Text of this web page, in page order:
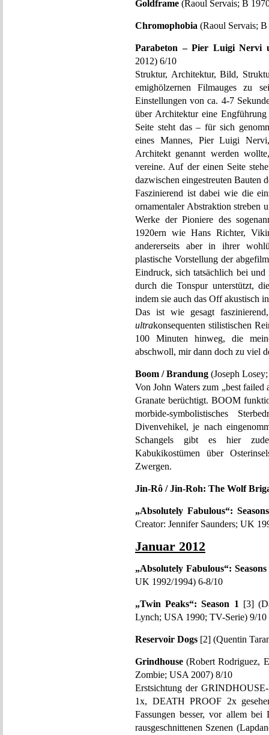
Goldframe (Raoul Servais; B
Chromophobia (Raoul Servais;
Parabeton – Pier Luigi Nervi
2012) 6/10
Struktur, Architektur, Bild,
emighölzernen Filmauges zu
Einstellungen von ca. 4-7
über Architektur eine
Seite steht das – für sich
eines Mannes, Pier Luigi
Architekt genannt werden
vereine. Auf der einen Seite
dazwischen eingestreuten Bauten
Faszinierend ist dabei wie die
ornamentaler Abstraktion streben
Werke der Pioniere des
1920ern wie Hans Richter,
andererseits aber in ihrer
plastische Vorstellung der
Eindruck, sich tatsächlich bei
durch die Tonspur unterstützt,
indem sie auch das Off akustisch
Das ist wie gesagt
ultrakonsequenten stilistischen
100 Minuten hinweg, die
abschwoll, mir dann doch zu viel
Boom / Brandung (Joseph
Von John Waters zum „best
Granate berüchtigt. BOOM
morbide-symbolistisches
Divenvehikel, je nach
Schangels gibt es hier
Kabukikostümen über
Zwergen.
Jin-Rô / Jin-Roh: The Wolf
„Absolutely Fabulous“:
Creator: Jennifer Saunders; UK
Januar 2012
„Absolutely Fabulous“:
UK 1992/1994) 6-8/10
„Twin Peaks“: Season 1 [3]
Lynch; USA 1990; TV-Serie) 9/10
Reservoir Dogs [2] (Quentin
Grindhouse (Robert Rodriguez,
Zombie; USA 2007) 8/10
Erstsichtung der
1x, DEATH PROOF 2x
Fassungen besser, vor allem
rausgeschnittenen Szenen